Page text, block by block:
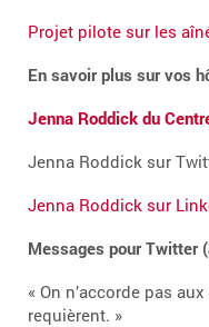
Projet pilote sur les
En savoir plus sur vos
Jenna Roddick du
Jenna Roddick sur
Jenna Roddick sur
Messages pour Twitter
« On n’accorde pas
requièrent. »